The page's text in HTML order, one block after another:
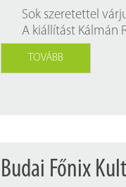
Sok szeretettel
A kiállítást Kálmán
TOVÁBB
Budai Főnix